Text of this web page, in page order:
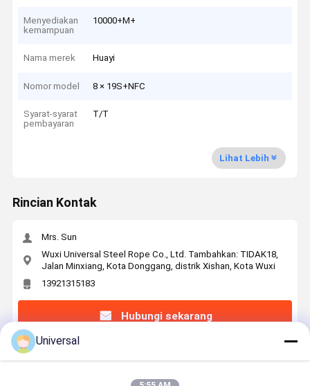
Menyediakan
kemampuan
10000+M+
Nama merek Huayi
Nomor model 8 × 19S+NFC
Syarat-syarat
pembayaran
T/T
Lihat Lebih
Rincian Kontak
Mrs. Sun
Wuxi Universal Steel Rope Co., Ltd. Tambahkan: TIDAK18,
Jalan Minxiang, Kota Donggang, distrik Xishan, Kota Wuxi
13921315183
Hubungi sekarang
Dapatkan Harga Terbaik Untuk
Universal